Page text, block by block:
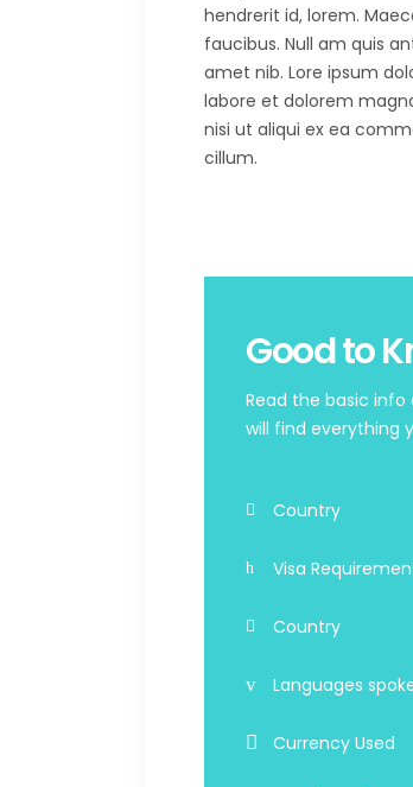
hendrerit id, lorem.
faucibus. Null am quis
amet nib. Lore ipsum
labore et dolorem
nisi ut aliqui ex ea
cillum.
Good to
Read the basic
will find everything
Country
Visa
Country
Languages
Currency Used